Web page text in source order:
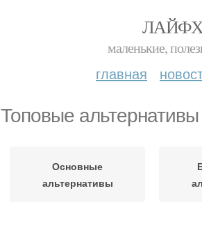
маленькие,
главная
Топовые альтернативы
Основные
альтернативы